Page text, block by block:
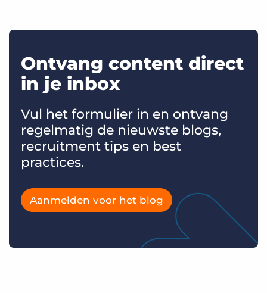
Ontvang content direct
in je inbox
Vul het formulier in en ontvang
regelmatig de nieuwste blogs,
recruitment tips en best
practices.
Aanmelden voor het blog